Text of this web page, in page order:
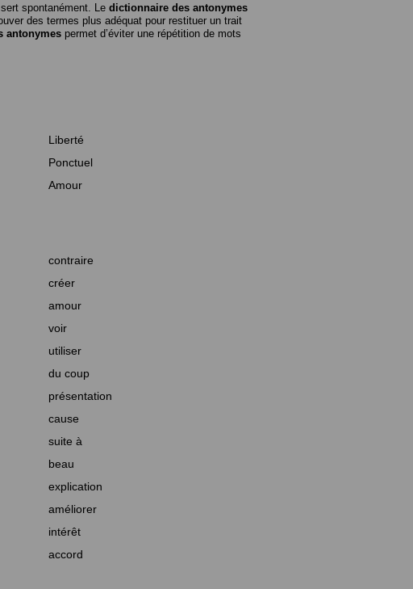
spontanément. Le dictionnaire des antonymes
des termes plus adéquat pour restituer un trait
antonymes permet d’éviter une répétition de mots
Liberté
Ponctuel
Amour
contraire
créer
amour
voir
utiliser
du coup
présentation
cause
suite à
beau
explication
améliorer
intérêt
accord